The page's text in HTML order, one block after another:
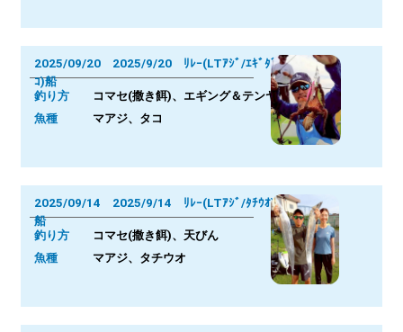
2025/09/20 2025/9/20 ﾘﾚｰ(LTｱｼﾞ/ｴｷﾞﾀﾞ
ｺ)船
釣り方
コマセ(撒き餌)、エギング＆テンヤ
魚種 マアジ、タコ
2025/09/14 2025/9/14 ﾘﾚｰ(LTｱｼﾞ/ﾀﾁｳｵ)
船
釣り方
コマセ(撒き餌)、天びん
魚種 マアジ、タチウオ